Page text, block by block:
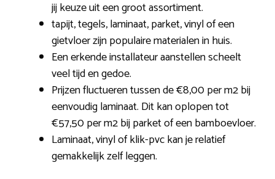
jij keuze uit een groot assortiment.
tapijt, tegels, laminaat, parket, vinyl of een
gietvloer zijn populaire materialen in huis.
Een erkende installateur aanstellen scheelt
veel tijd en gedoe.
Prijzen fluctueren tussen de €8,00 per m2 bij
eenvoudig laminaat. Dit kan oplopen tot
€57,50 per m2 bij parket of een bamboevloer.
Laminaat, vinyl of klik-pvc kan je relatief
gemakkelijk zelf leggen.